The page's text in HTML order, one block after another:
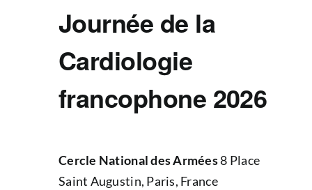
Journée de la
Cardiologie
francophone 2026
Cercle National des Armées8 Place
Saint Augustin, Paris, France